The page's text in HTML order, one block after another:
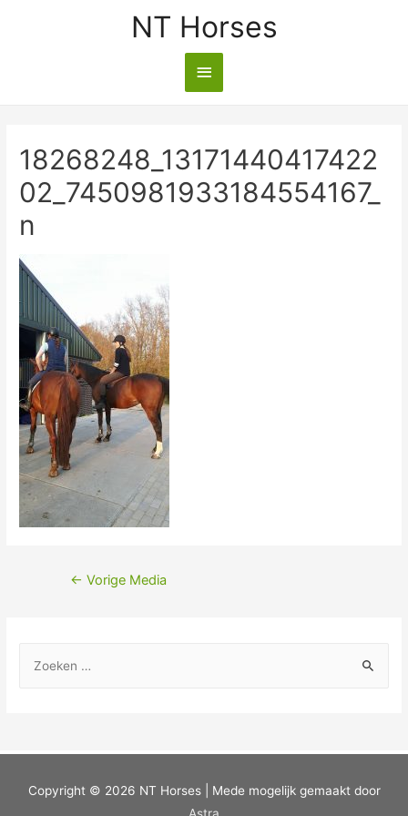
NT Horses
18268248_13171440417422
02_7450981933184554167_
n
← Vorige Media
Copyright © 2026 NT Horses| Mede mogelijk gemaakt door
Astra